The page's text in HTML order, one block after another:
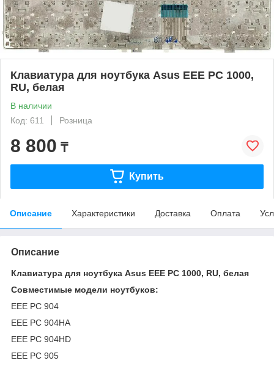
Клавиатура для ноутбука Asus EEE PC 1000,
RU, белая
В наличии
Код: 611
Розница
8 800 ₸
Купить
Описание Характеристики Доставка Оплата
Описание
Клавиатура для ноутбука Asus EEE PC 1000, RU, белая
Совместимые модели ноутбуков:
EEE PC 904
EEE PC 904HA
EEE PC 904HD
EEE PC 905